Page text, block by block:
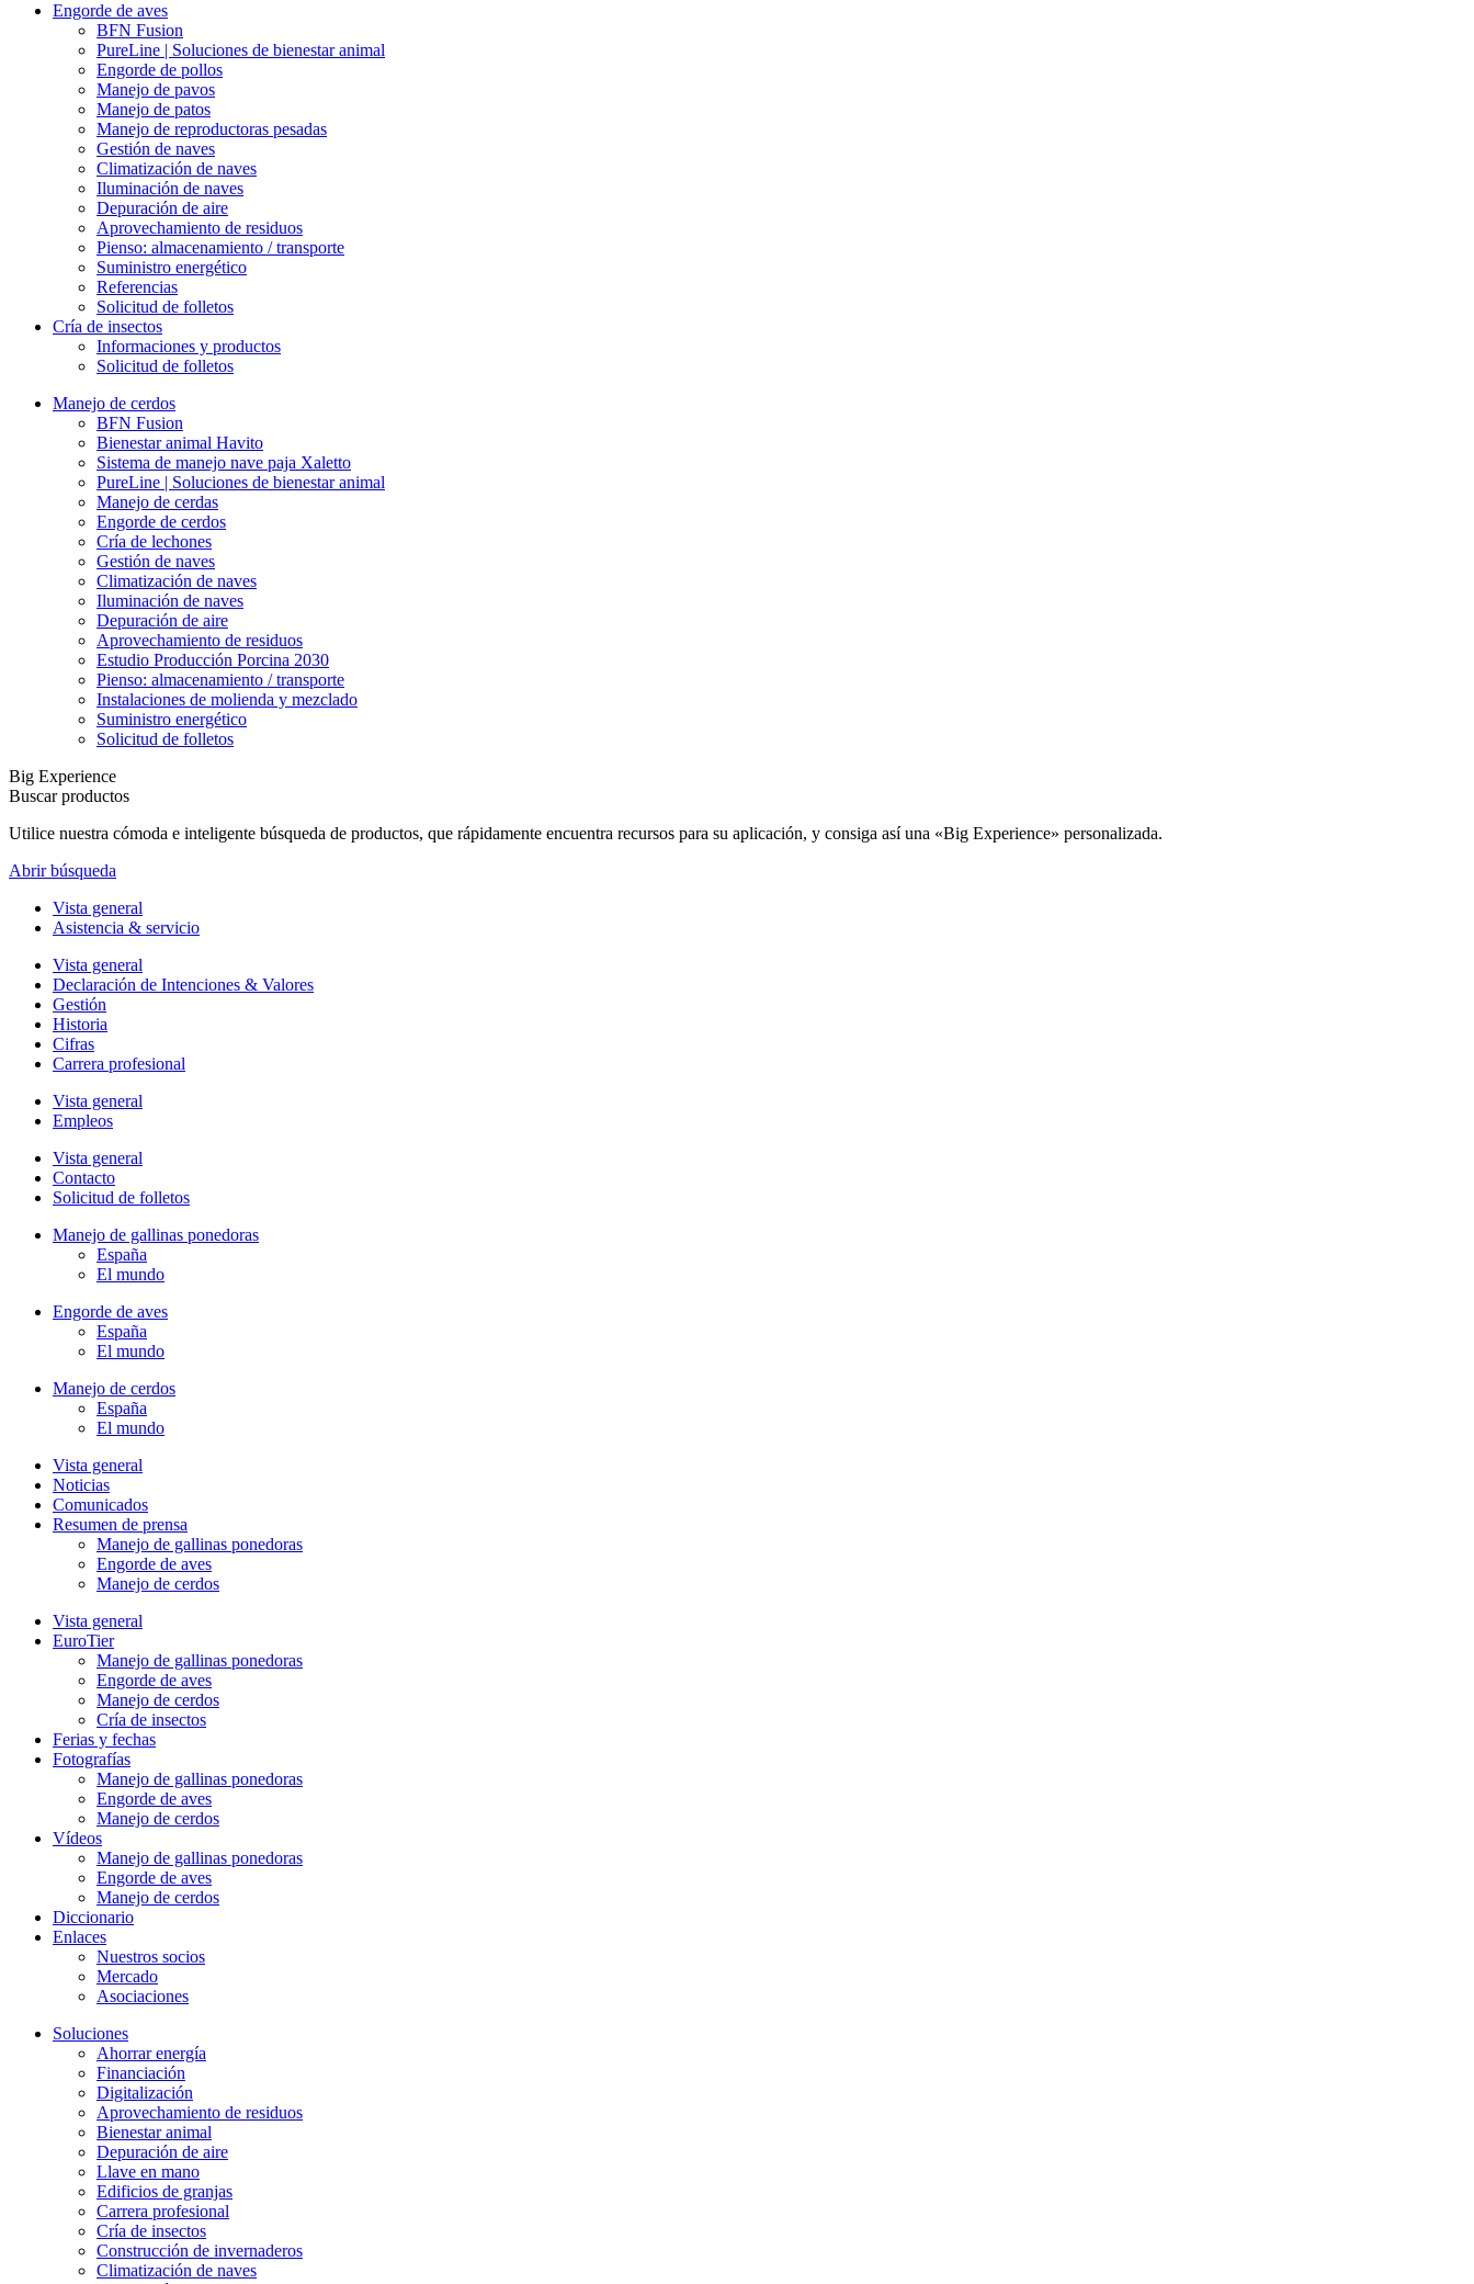
Engorde de aves
BFN Fusion
PureLine | Soluciones de bienestar animal
Engorde de pollos
Manejo de pavos
Manejo de patos
Manejo de reproductoras pesadas
Gestión de naves
Climatización de naves
Iluminación de naves
Depuración de aire
Aprovechamiento de residuos
Pienso: almacenamiento / transporte
Suministro energético
Referencias
Solicitud de folletos
Cría de insectos
Informaciones y productos
Solicitud de folletos
Manejo de cerdos
BFN Fusion
Bienestar animal Havito
Sistema de manejo nave paja Xaletto
PureLine | Soluciones de bienestar animal
Manejo de cerdas
Engorde de cerdos
Cría de lechones
Gestión de naves
Climatización de naves
Iluminación de naves
Depuración de aire
Aprovechamiento de residuos
Estudio Producción Porcina 2030
Pienso: almacenamiento / transporte
Instalaciones de molienda y mezclado
Suministro energético
Solicitud de folletos
Big Experience
Buscar productos
Utilice nuestra cómoda e inteligente búsqueda de productos, que rápidamente encuentra recursos para su aplicación, y consiga así una «Big Experience» personalizada.
Abrir búsqueda
Vista general
Asistencia & servicio
Vista general
Declaración de Intenciones & Valores
Gestión
Historia
Cifras
Carrera profesional
Vista general
Empleos
Vista general
Contacto
Solicitud de folletos
Manejo de gallinas ponedoras
España
El mundo
Engorde de aves
España
El mundo
Manejo de cerdos
España
El mundo
Vista general
Noticias
Comunicados
Resumen de prensa
Manejo de gallinas ponedoras
Engorde de aves
Manejo de cerdos
Vista general
EuroTier
Manejo de gallinas ponedoras
Engorde de aves
Manejo de cerdos
Cría de insectos
Ferias y fechas
Fotografías
Manejo de gallinas ponedoras
Engorde de aves
Manejo de cerdos
Vídeos
Manejo de gallinas ponedoras
Engorde de aves
Manejo de cerdos
Diccionario
Enlaces
Nuestros socios
Mercado
Asociaciones
Soluciones
Ahorrar energía
Financiación
Digitalización
Aprovechamiento de residuos
Bienestar animal
Depuración de aire
Llave en mano
Edificios de granjas
Carrera profesional
Cría de insectos
Construcción de invernaderos
Climatización de naves